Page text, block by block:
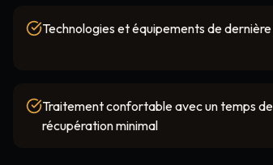
Technologies et équipements de
Traitement confortable avec un temps de
récupération minimal